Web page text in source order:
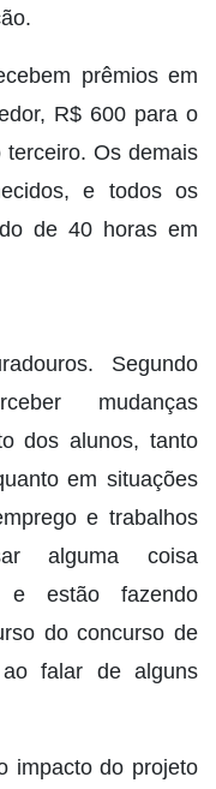
prêmios em
R$ 600 para o
Os demais
e todos os
de 40 horas em
Segundo
mudanças
dos alunos, tanto
em situações
e trabalhos
alguma coisa
e estão fazendo
do concurso de
falar de alguns
impacto do projeto